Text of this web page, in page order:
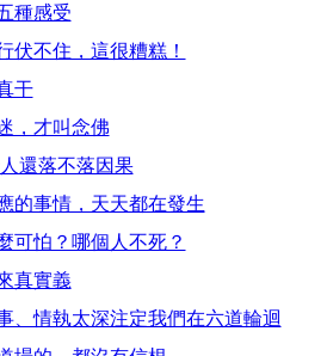
種感受
伏不住，這很糟糕！
干
，才叫念佛
還落不落因果
的事情，天天都在發生
可怕？哪個人不死？
真實義
、情執太深注定我們在六道輪迴